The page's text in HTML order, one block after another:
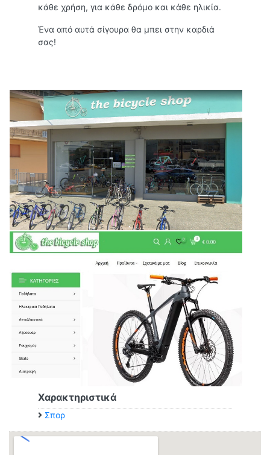
κάθε χρήση, για κάθε δρόμο και κάθε ηλικία.
Ένα από αυτά σίγουρα θα μπει στην καρδιά
σας!
Χαρακτηριστικά
Σπορ